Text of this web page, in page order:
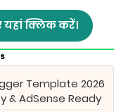
यहां क्लिक करें।
Template 2026
& AdSense Ready